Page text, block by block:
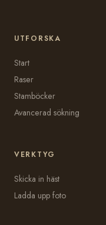
UTFORSKA
Start
Raser
Stamböcker
Avancerad sökning
VERKTYG
Skicka in häst
Ladda upp foto